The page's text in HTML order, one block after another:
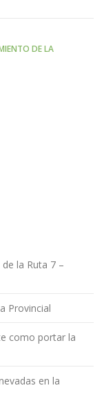
DE LA
la Ruta 7 –
Provincial
como portar la
en la